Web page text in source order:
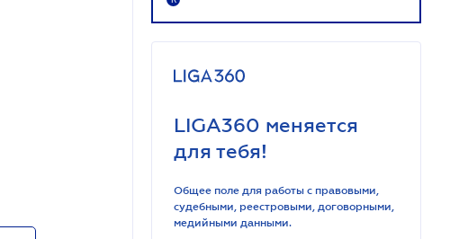
LIGA360 меняется
для тебя!
Общее поле для работы с правовыми,
судебными, реестровыми, договорными,
медийными данными.